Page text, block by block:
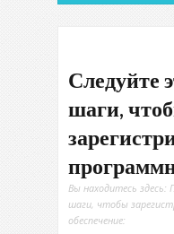
Следуйте
шаги,
Вы находитесь здесь:
шаги, чтобы
обеспечение: